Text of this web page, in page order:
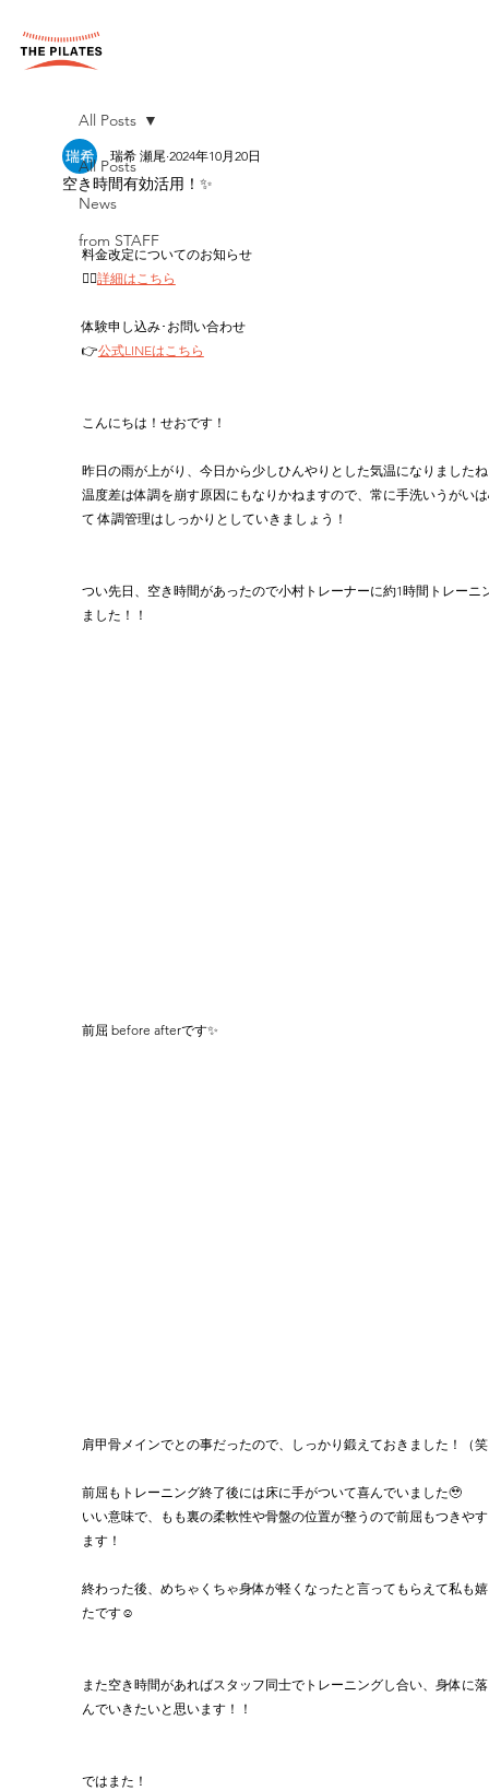
All Posts
News
from STAFF
All Posts
空き時間有効活用！✨
瑞希 瀬尾 2024年10月20日
料金改定についてのお知らせ
👉🏻詳細はこちら
体験申し込み･お問い合わせ
👉公式LINEはこちら
こんにちは！せおです！
昨日の雨が上がり、今日から少しひんやりとした気温になりました
温度差は体調を崩す原因にもなりかねますので、常に手洗いうがい
て 体調管理はしっかりとしていきましょう！
つい先日、空き時間があったので小村トレーナーに約1時間トレーニ
ました！！
前屈 before afterです✨
肩甲骨メインでとの事だったので、しっかり鍛えておきました！（
前屈もトレーニング終了後には床に手がついて喜んでいました🥹
いい意味で、もも裏の柔軟性や骨盤の位置が整うので前屈もつきや
ます！
終わった後、めちゃくちゃ身体が軽くなったと言ってもらえて私も
たです☺️
また空き時間があればスタッフ同士でトレーニングし合い、身体に
んでいきたいと思います！！
ではまた！